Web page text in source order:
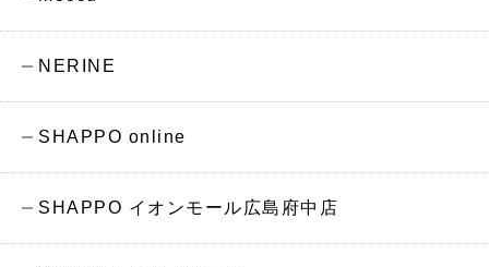
NERINE
SHAPPO online
SHAPPO イオンモール広島府中店